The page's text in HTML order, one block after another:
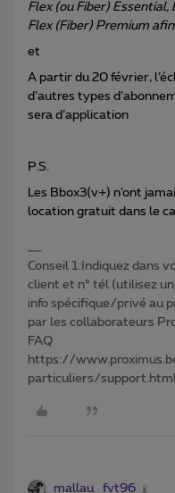
Flex (ou Fiber) Essential,
Flex (Fiber) Premium
et
A partir du 20 février,
d’autres types
sera d’application
P.S.
Les Bbox3(v+) n’ont
location gratuit dans le
Conseil 1:Indiquez dans
client et n° tél (utilisez
info spécifique/privé au
par les collaborateurs
FAQ
https://
particuliers/
mallau_fvt96